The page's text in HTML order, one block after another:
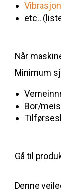
etc..
Når
Minimum
Bor/
Gå til
Denne